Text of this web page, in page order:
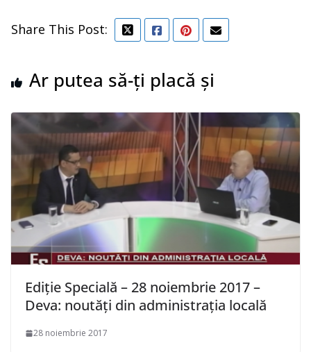
Share This Post:
Ar putea să-ți placă și
Ediție Specială – 28 noiembrie 2017 –
Deva: noutăți din administrația locală
28 noiembrie 2017